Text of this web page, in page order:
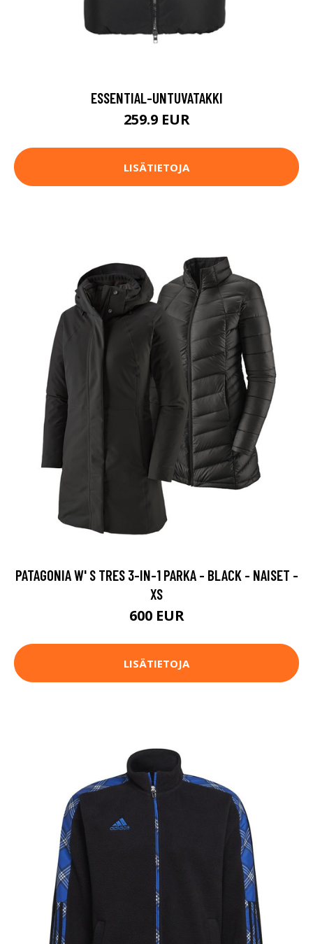
ESSENTIAL-UNTUVATAKKI
259.9 EUR
LISÄTIETOJA
PATAGONIA W' S TRES 3-IN-1 PARKA - BLACK - NAISET -
XS
600 EUR
LISÄTIETOJA